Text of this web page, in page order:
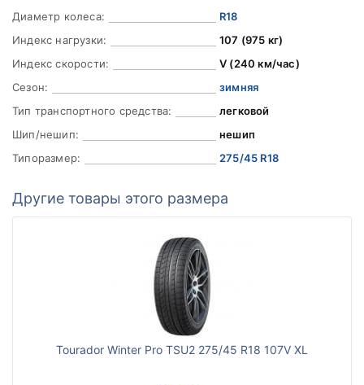
Диаметр колеса:
R18
Индекс нагрузки:
107 (975 кг)
Индекс скорости:
V (240 км/час)
Сезон:
зимняя
Тип транспортного средства:
легковой
Шип/нешип:
нешип
Типоразмер:
275/45 R18
Другие товары этого размера
Tourador Winter Pro TSU2 275/45 R18 107V XL